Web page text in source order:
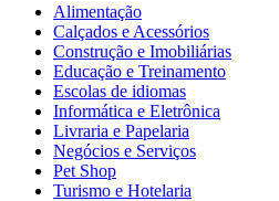
Alimentação
Calçados e Acessórios
Construção e Imobiliárias
Educação e Treinamento
Escolas de idiomas
Informática e Eletrônica
Livraria e Papelaria
Negócios e Serviços
Pet Shop
Turismo e Hotelaria